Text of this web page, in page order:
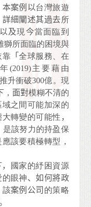
本案例以台灣旅遊
詳細闡述其過去所
及現 今當面臨到
獅所面臨的困境與
靠 「全球服務、在
(2019)主要藉由
升衝破300億。現
面對模糊不清的
域之間可能加深的
轉變的可能性 ，
是該努力的持盈保
該要積極轉型，
，
國家的紓困資源
眼神、如何將政
該案例公司 的策略